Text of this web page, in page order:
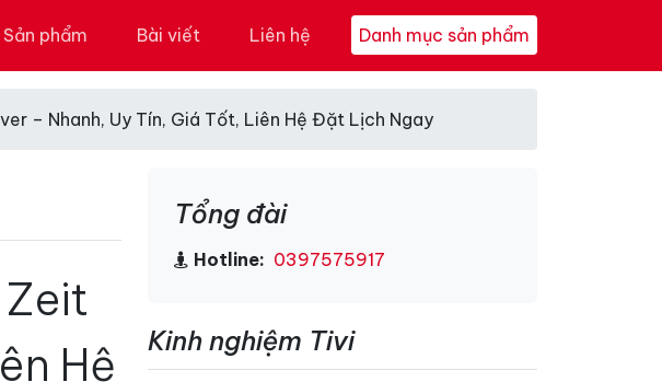
Sản phẩm Bài viết Liên hệ Danh mục sản phẩm
– Nhanh, Uy Tín, Giá Tốt, Liên Hệ Đặt Lịch Ngay
Hệ
Tổng đài
Hotline: 0397575917
Kinh nghiệm Tivi